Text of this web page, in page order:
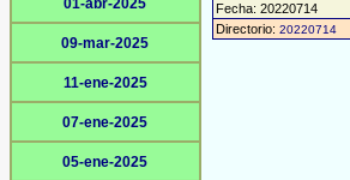
01-abr-2025
09-mar-2025
11-ene-2025
07-ene-2025
05-ene-2025
Fecha: 20220714
Directorio: 20220714